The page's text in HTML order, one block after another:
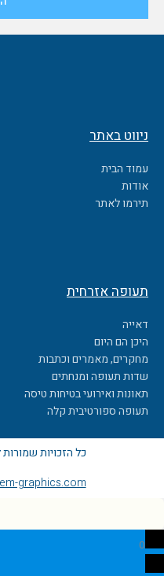
ניווט באתר
עמוד הבית
אודות
תירמו לאתר
תעופה אזרחית
דאייה
היכן הם היום
מחקרים, מאמרים וכתבות
שדות תעופה ומנחתים
תאונות ואירועי בטיחות טיסה
תעופה ספורטיבית קלה
כל הזכויות
graphics.com
0